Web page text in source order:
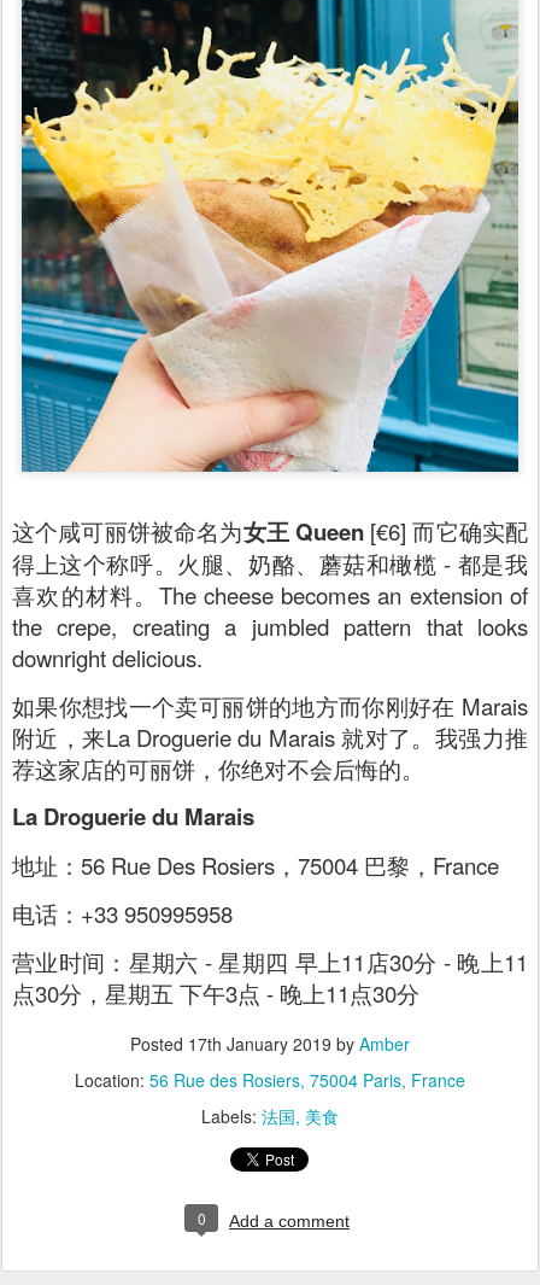
这个咸可丽饼被命名为女王 Queen [€6] 而它确实配
得上这个称呼。火腿、奶酪、蘑菇和橄榄 - 都是我
喜欢的材料。The cheese becomes an extension of
the crepe, creating a jumbled pattern that looks
downright delicious.
如果你想找一个卖可丽饼的地方而你刚好在 Marais
附近，来La Droguerie du Marais 就对了。我强力推
荐这家店的可丽饼，你绝对不会后悔的。
La Droguerie du Marais
地址：56 Rue Des Rosiers，75004 巴黎，France
电话：+33 950995958
营业时间：星期六 - 星期四 早上11店30分 - 晚上11
点30分，星期五 下午3点 - 晚上11点30分
Posted 17th January 2019 by Amber
Location: 56 Rue des Rosiers, 75004 Paris, France
Labels: 法国 美食
0 Add a comment